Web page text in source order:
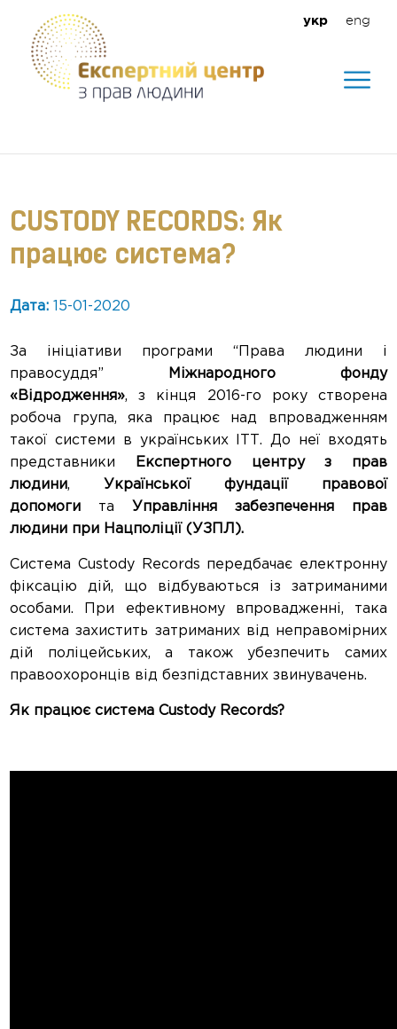
укр eng
CUSTODY RECORDS: Як
працює система?
Дата: 15-01-2020
За ініціативи програми “Права людини і
правосуддя”
Міжнародного фонду
«Відродження», з кінця 2016-го року створена
робоча група, яка працює над впровадженням
такої системи в українських ІТТ. До неї входять
представники
Експертного центру з прав
людини, Української фундації правової
допомоги та Управління забезпечення прав
людини при Нацполіції (УЗПЛ).
Система Custody Records передбачає електронну
фіксацію дій, що відбуваються із затриманими
особами. При ефективному впровадженні, така
система захистить затриманих від неправомірних
дій поліцейських, а також убезпечить самих
правоохоронців від безпідставних звинувачень.
Як працює система Custody Records?